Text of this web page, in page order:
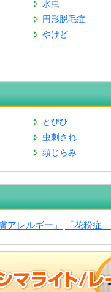
水虫
円形脱毛症
やけど
とびひ
虫刺され
頭じらみ
アレルギー」 「花粉症」